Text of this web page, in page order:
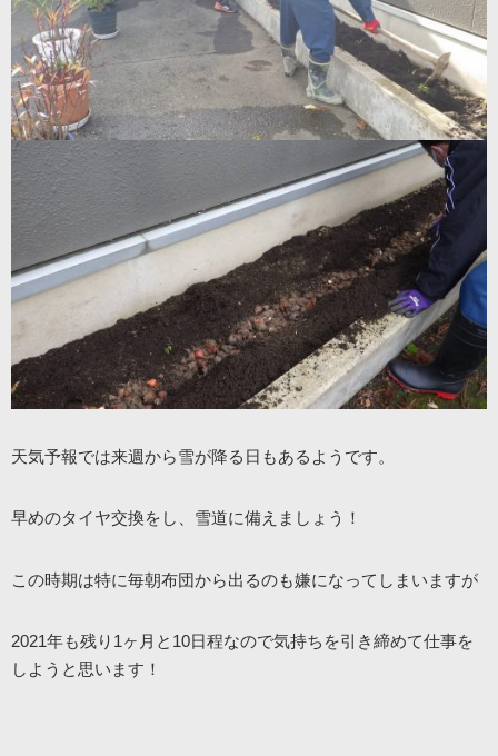
天気予報では来週から雪が降る日もあるようです。
早めのタイヤ交換をし、雪道に備えましょう！
この時期は特に毎朝布団から出るのも嫌になってしまいますが
2021年も残り1ヶ月と10日程なので気持ちを引き締めて仕事を
しようと思います！